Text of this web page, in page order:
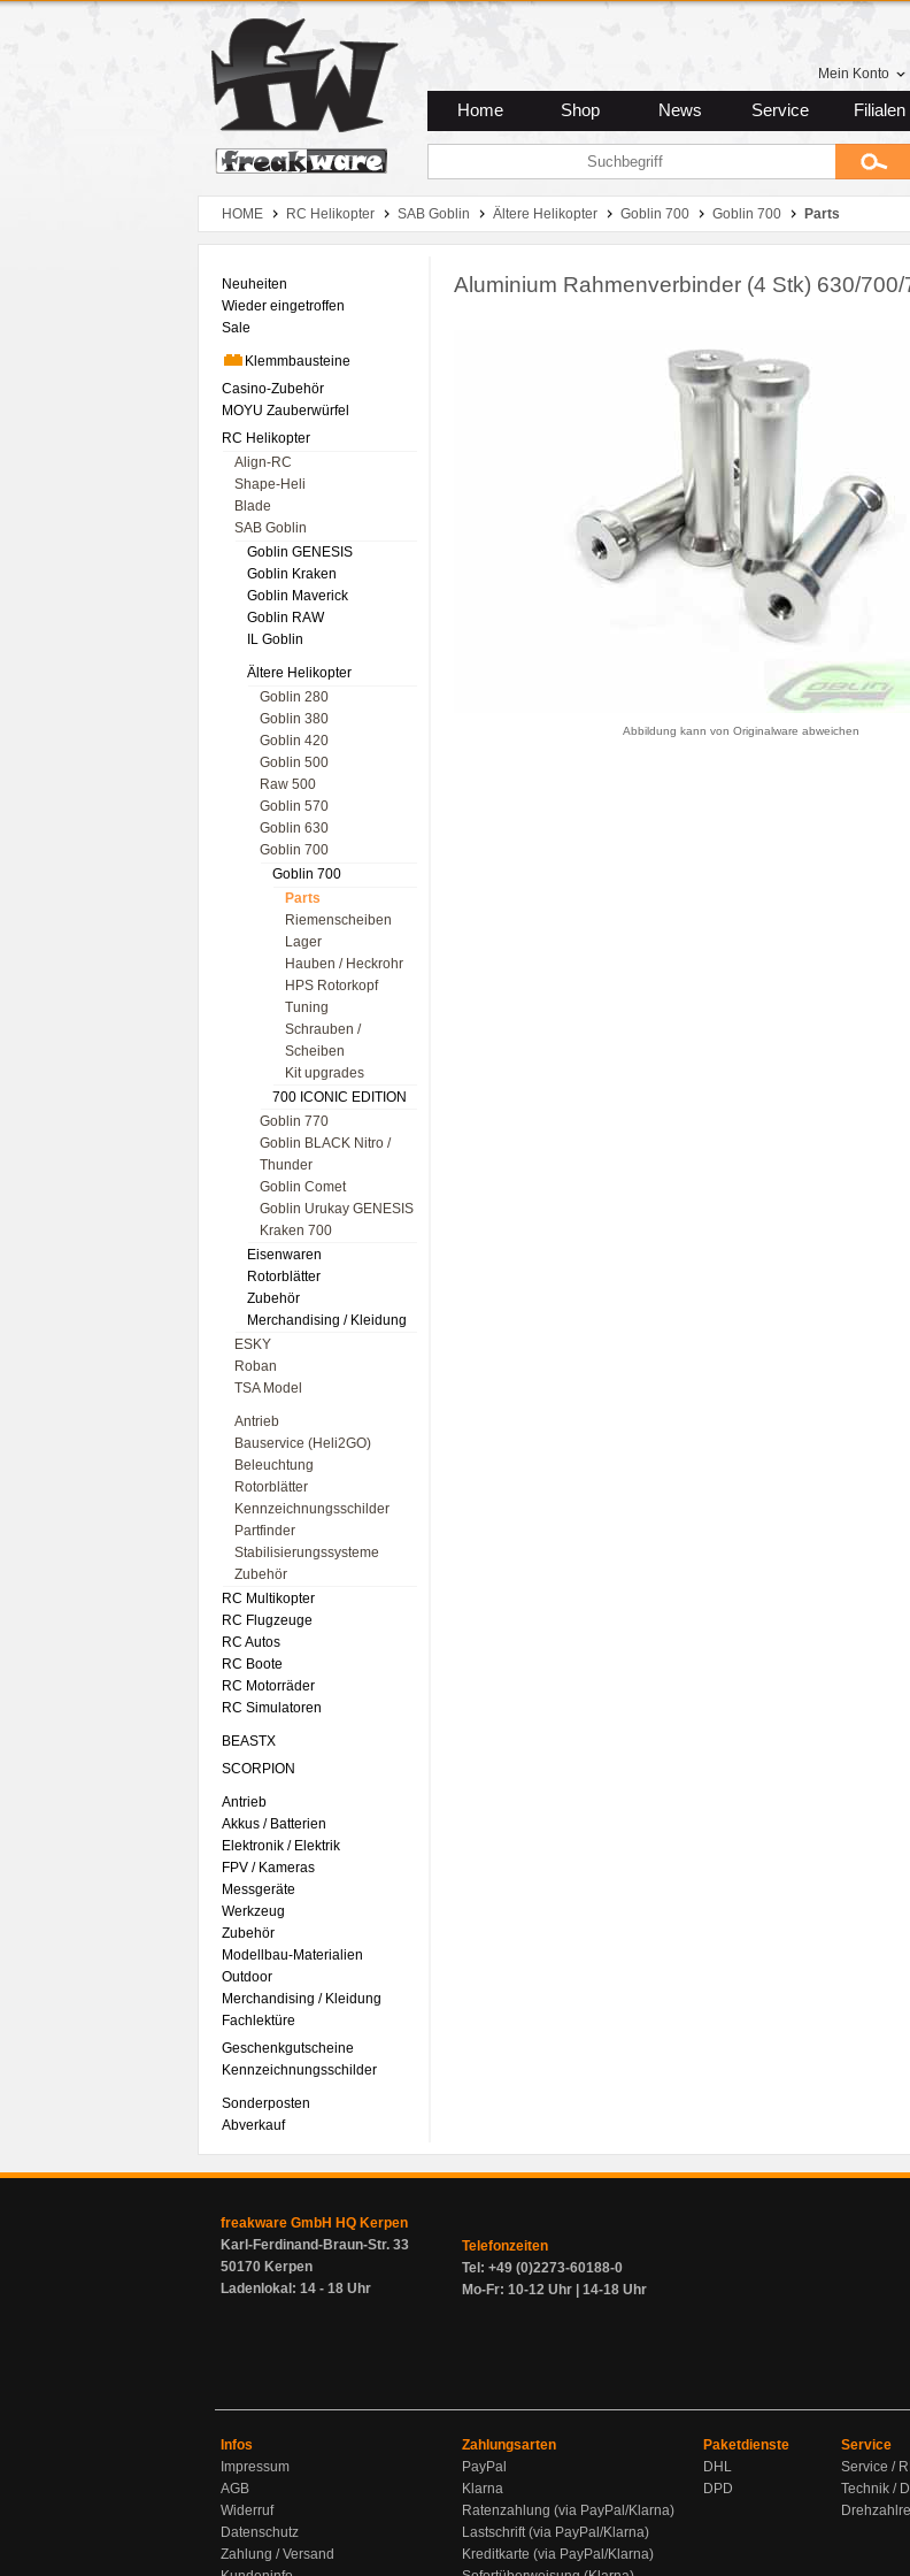
Zum Hauptmenue
Zum Seiteninhalt
Zum Warenkob
Mein Konto
Home Shop News Service Filialen
HOME RC Helikopter SAB Goblin Ältere Helikopter Goblin 700 Goblin 700 Parts
Neuheiten
Wieder eingetroffen
Sale
Klemmbausteine
Casino-Zubehör
MOYU Zauberwürfel
RC Helikopter
Align-RC
Shape-Heli
Blade
SAB Goblin
Goblin GENESIS
Goblin Kraken
Goblin Maverick
Goblin RAW
IL Goblin
Ältere Helikopter
Goblin 280
Goblin 380
Goblin 420
Goblin 500
Raw 500
Goblin 570
Goblin 630
Goblin 700
Goblin 700
Parts
Riemenscheiben
Lager
Hauben / Heckrohr
HPS Rotorkopf
Tuning
Schrauben /
Scheiben
Kit upgrades
700 ICONIC EDITION
Goblin 770
Goblin BLACK Nitro /
Thunder
Goblin Comet
Goblin Urukay GENESIS
Kraken 700
Eisenwaren
Rotorblätter
Zubehör
Merchandising / Kleidung
ESKY
Roban
TSA Model
Antrieb
Bauservice (Heli2GO)
Beleuchtung
Rotorblätter
Kennzeichnungsschilder
Partfinder
Stabilisierungssysteme
Zubehör
RC Multikopter
RC Flugzeuge
RC Autos
RC Boote
RC Motorräder
RC Simulatoren
BEASTX
SCORPION
Antrieb
Akkus / Batterien
Elektronik / Elektrik
FPV / Kameras
Messgeräte
Werkzeug
Zubehör
Modellbau-Materialien
Outdoor
Merchandising / Kleidung
Fachlektüre
Geschenkgutscheine
Kennzeichnungsschilder
Sonderposten
Abverkauf
Aluminium Rahmenverbinder (4 Stk) 630/700/
Abbildung kann von Originalware abweichen
freakware GmbH HQ Kerpen
Karl-Ferdinand-Braun-Str. 33
50170 Kerpen
Ladenlokal: 14 - 18 Uhr
Telefonzeiten
Tel: +49 (0)2273-60188-0
Mo-Fr: 10-12 Uhr | 14-18 Uhr
Infos
Impressum
AGB
Widerruf
Datenschutz
Zahlung / Versand
Zahlungsarten
PayPal
Klarna
Ratenzahlung (via PayPal/Klarna)
Lastschrift (via PayPal/Klarna)
Kreditkarte (via PayPal/Klarna)
Paketdienste
DHL
DPD
Service
Service /
Technik /